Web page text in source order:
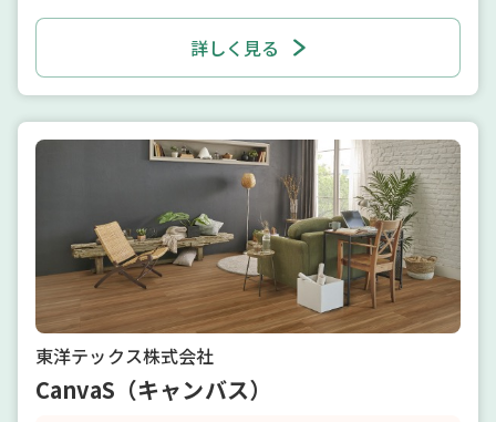
詳しく見る
東洋テックス株式会社
CanvaS（キャンバス）